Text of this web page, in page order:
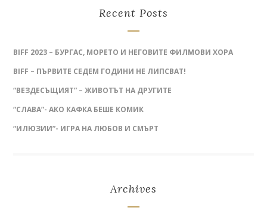
Recent Posts
BIFF 2023 – БУРГАС, МОРЕТО И НЕГОВИТЕ ФИЛМОВИ ХОРА
BIFF – ПЪРВИТЕ СЕДЕМ ГОДИНИ НЕ ЛИПСВАТ!
“ВЕЗДЕСЪЩИЯТ” – ЖИВОТЪТ НА ДРУГИТЕ
“СЛАВА”- АКО КАФКА БЕШЕ КОМИК
“ИЛЮЗИИ”- ИГРА НА ЛЮБОВ И СМЪРТ
Archives